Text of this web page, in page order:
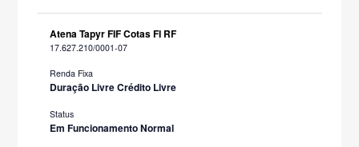
Atena Tapyr FIF Cotas FI RF
17.627.210/0001-07
Renda Fixa
Duração Livre Crédito Livre
Status
Em Funcionamento Normal